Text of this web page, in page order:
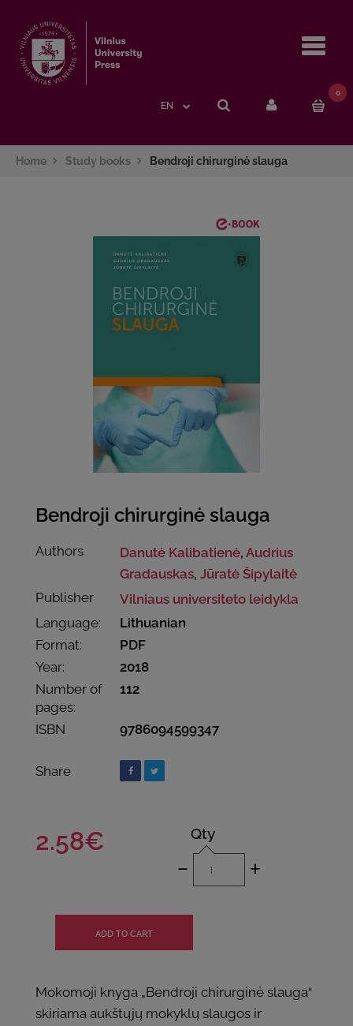
EN
0
Home Study books Bendroji chirurginė slauga
Bendroji chirurginė slauga
Authors Danutė Kalibatienė,Audrius
Gradauskas,Jūratė Šipylaitė
Publisher
Vilniaus universiteto leidykla
Language:
Lithuanian
Format:
PDF
Year:
2018
Number of
pages:
112
ISBN 9786094599347
Share
2.58€ Qty
- +
Mokomoji knyga „Bendroji chirurginė slauga“
skiriama aukštųjų mokyklų slaugos ir